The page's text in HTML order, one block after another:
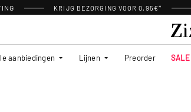
KRIJG BEZORGING VOOR 0,95€*
aanbiedingen Lijnen Preorder SALE